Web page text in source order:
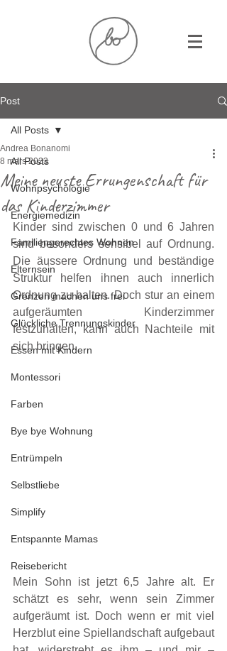
Post
All Posts
Wohnpsychologie
Energiemedizin
Familiengerechtes Wohnen
Elternsein
Grenzen machen uns frei
Glückliche Trennungskinder
Essen mit Kindern
Montessori
Farben
Bye bye Wohnung
Entrümpeln
Selbstliebe
Simplify
Entspannte Mamas
Reisebericht
All Posts
Meine neuste Errungenschaft für
das Kinderzimmer
Andrea Bonanomi
8 mars 2023
Kinder sind zwischen 0 und 6 Jahren
sind besonders sensibel auf Ordnung.
Die äussere Ordnung und beständige
Struktur helfen ihnen auch innerlich
Ordnung zu halten. Doch stur an einem
aufgeräumten Kinderzimmer
festzuhalten, kann auch Nachteile mit
sich bringen.
Mein Sohn ist jetzt 6,5 Jahre alt. Er
schätzt es sehr, wenn sein Zimmer
aufgeräumt ist. Doch wenn er mit viel
Herzblut eine Spiellandschaft aufgebaut